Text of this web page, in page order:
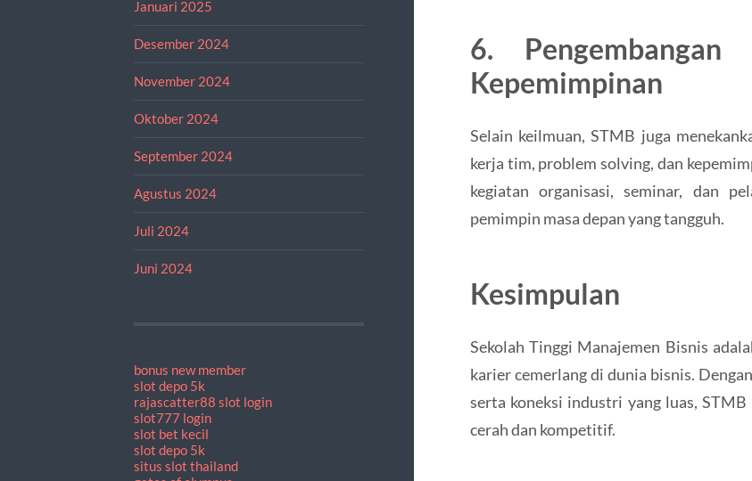
Januari 2025
Desember 2024
November 2024
Oktober 2024
September 2024
Agustus 2024
Juli 2024
Juni 2024
bonus new member
slot depo 5k
rajascatter88 slot login
slot777 login
slot bet kecil
slot depo 5k
situs slot thailand
6.
Kepemimpinan
Selain keilmuan, STMB juga
kerja tim, problem solving, dan
kegiatan organisasi, seminar, dan
pemimpin masa depan yang tangguh.
Kesimpulan
Sekolah Tinggi Manajemen Bisnis
karier cemerlang di dunia bisnis.
serta koneksi industri yang luas,
cerah dan kompetitif.